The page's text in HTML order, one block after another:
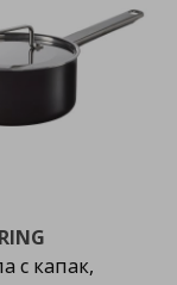
с капак,